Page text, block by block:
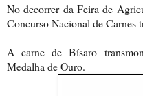
No decorrer da Feira de
Concurso Nacional de Carnes
A carne de Bísaro
Medalha de Ouro.